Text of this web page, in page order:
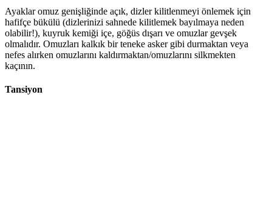
Ayaklar omuz genişliğinde açık, dizler kilitlenmeyi önlemek için
hafifçe bükülü (dizlerinizi sahnede kilitlemek bayılmaya neden
olabilir!), kuyruk kemiği içe, göğüs dışarı ve omuzlar gevşek
olmalıdır. Omuzları kalkık bir teneke asker gibi durmaktan veya
nefes alırken omuzlarını kaldırmaktan/omuzlarını silkmekten
kaçının.
Tansiyon